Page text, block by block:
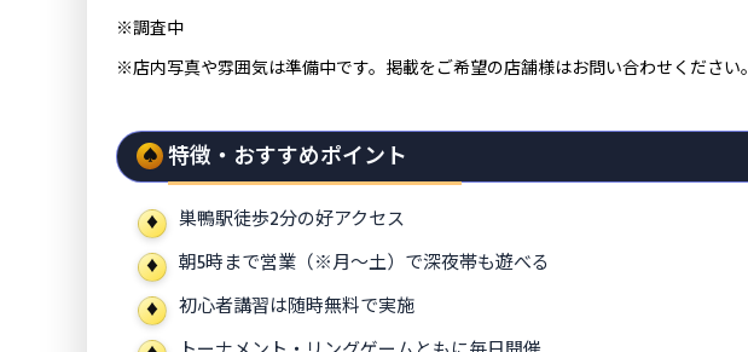
※調査中
※店内写真や雰囲気は準備中です。掲載をご希望の店舗様はお問い合わせください。
特徴・おすすめポイント
巣鴨駅徒歩2分の好アクセス
朝5時まで営業（※月〜土）で深夜帯も遊べる
初心者講習は随時無料で実施